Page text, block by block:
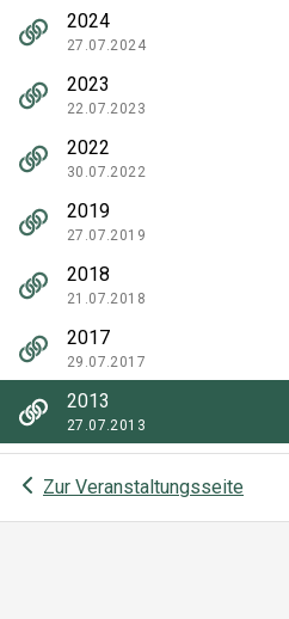
2024
27.07.2024
2023
22.07.2023
2022
30.07.2022
2019
27.07.2019
2018
21.07.2018
2017
29.07.2017
2013
27.07.2013
Zur Veranstaltungsseite